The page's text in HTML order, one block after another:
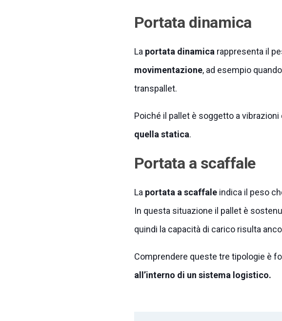
Portata dinamica
La portata dinamica rappresenta il
movimentazione, ad esempio
transpallet.
Poiché il pallet è soggetto a
quella statica.
Portata a scaffale
La portata a scaffaleindica il peso
In questa situazione il pallet è
quindi la capacità di carico risulta
Comprendere queste tre tipologie è
all’interno di un sistema logistico.